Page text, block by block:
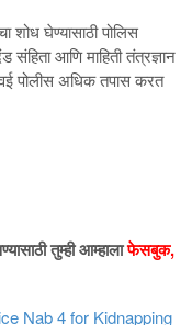
शोध घेण्यासाठी पोलिस
आणि माहिती तंत्रज्ञान
पोलीस अधिक तपास करत
तुम्ही आम्हालाफेसबुक,
Nab 4 for Kidnapping